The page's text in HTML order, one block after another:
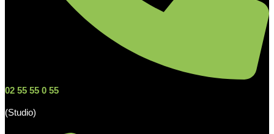
02 55 55 0 55
(Studio)